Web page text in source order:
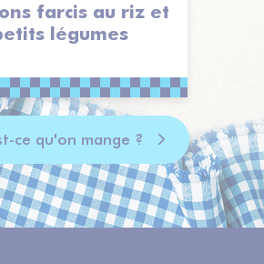
farcis au riz et
légumes
ce qu'on mange ?